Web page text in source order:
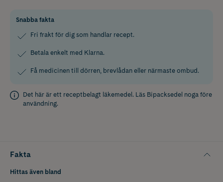
Snabba fakta
Fri frakt för dig som handlar recept.
Betala enkelt med Klarna.
Få medicinen till dörren, brevlådan eller närmaste ombud.
Det här är ett receptbelagt läkemedel. Läs Bipacksedel noga före
användning.
Fakta
Hittas även bland